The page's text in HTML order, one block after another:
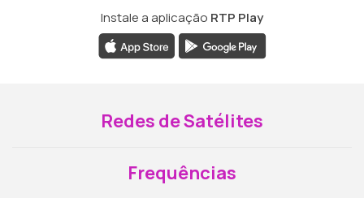
Instale a aplicação RTP Play
Redes de Satélites
Frequências